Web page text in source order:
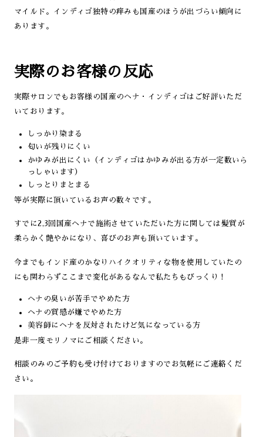
マイルド。インディゴ独特の痒みも国産のほうが出づらい傾向に
あります。
実際のお客様の反応
実際サロンでもお客様の国産のヘナ・インディゴはご好評いただ
いております。
しっかり染まる
匂いが残りにくい
かゆみが出にくい（インディゴはかゆみが出る方が一定数いら
っしゃいます）
しっとりまとまる
等が実際に頂いているお声の数々です。
すでに2,3回国産ヘナで施術させていただいた方に関しては髪質が
柔らかく艶やかになり、喜びのお声も頂いています。
今までもインド産のかなりハイクオリティな物を使用していたの
にも関わらずここまで変化があるなんで私たちもびっくり！
ヘナの臭いが苦手でやめた方
ヘナの質感が嫌でやめた方
美容師にヘナを反対されたけど気になっている方
是非一度モリノマにご相談ください。
相談のみのご予約も受け付けておりますのでお気軽にご連絡くだ
さい。